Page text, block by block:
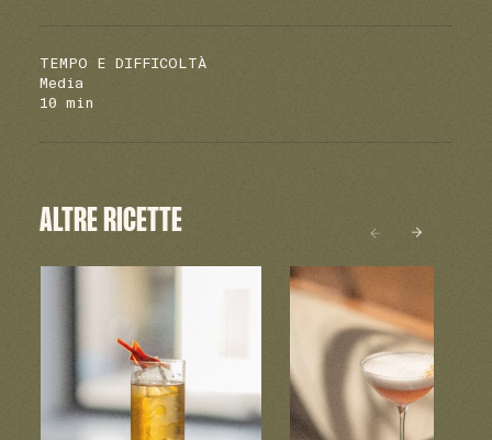
TEMPO E DIFFICOLTÀ
Media
10 min
ALTRE RICETTE